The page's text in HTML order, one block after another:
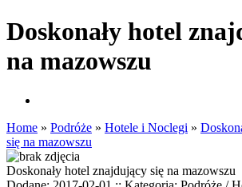
Doskonały hotel
na mazowszu
Home » Podróże » Hotele i Noclegi »
się na mazowszu
Doskonały hotel znajdujący się na mazowszu